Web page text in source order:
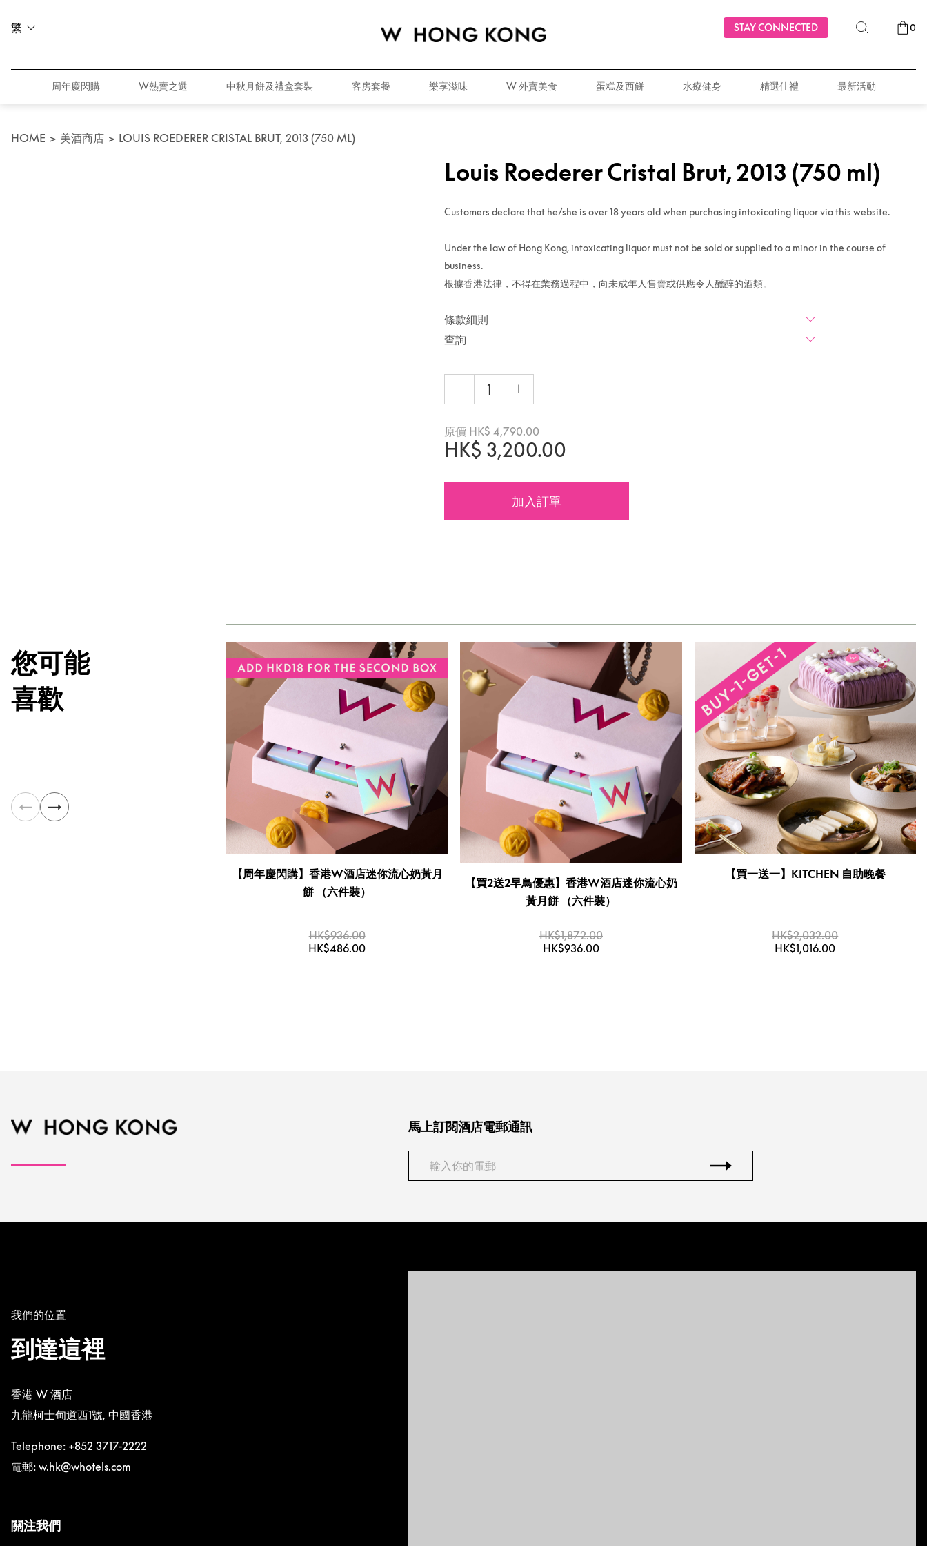
周年慶閃購 W熱賣之選 中秋月餅及禮盒套裝 客房套餐 樂享滋味 W 外賣美食 蛋糕及西餅 水療健身 精選佳禮 最新活動
繁 STAY CONNECTED 0
HOME > 美酒商店 > LOUIS ROEDERER CRISTAL BRUT, 2013 (750 ML)
Louis Roederer Cristal Brut, 2013 (750 ml)
Customers declare that he/she is over 18 years old when purchasing intoxicating liquor via this website.
Under the law of Hong Kong, intoxicating liquor must not be sold or supplied to a minor in the course of
business.
根據香港法律，不得在業務過程中，向未成年人售賣或供應令人醺醉的酒類。
條款細則
查詢
原價 HK$ 4,790.00
HK$ 3,200.00
加入訂單
您可能
喜歡
【周年慶閃購】香港W酒店迷你流心奶黃月
餅 （六件裝）
HK$936.00
HK$486.00
【買2送2早鳥優惠】香港W酒店迷你流心奶
黃月餅 （六件裝）
HK$1,872.00
HK$936.00
【買一送一】KITCHEN 自助晚餐
HK$2,032.00
HK$1,016.00
馬上訂閱酒店電郵通訊
我們的位置
到達這裡
香港 W 酒店
九龍柯士甸道西1號, 中國香港
Telephone: +852 3717-2222
電郵: w.hk@whotels.com
關注我們